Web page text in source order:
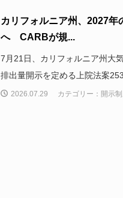
カリフォルニア州、2027
へ CARBが規...
7月21日、カリフォルニア州大
排出量開示を定める上院法案
2026.07.29 カテゴリー：開示